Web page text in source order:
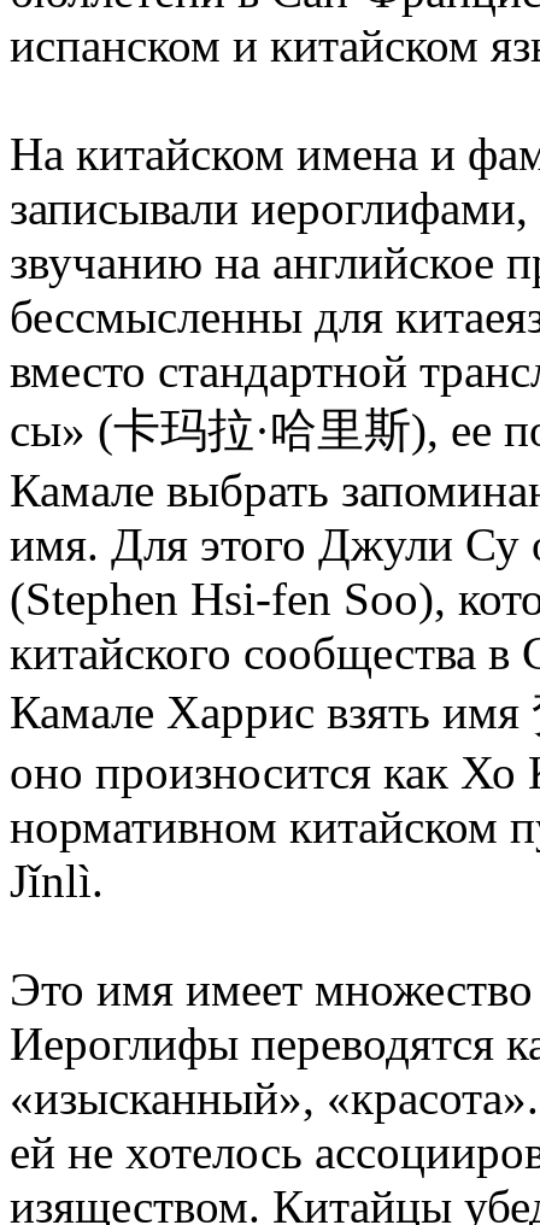
испанском и китайском
На китайском имена и
записывали
звучанию на английское
бессмысленны для
вместо стандартной
сы» (卡玛拉·哈里斯), ее
Камале выбрать
имя. Для этого Джули Су
(Stephen Hsi-fen Soo),
китайского сообщества
Камале Харрис взять
оно произносится как
нормативном китайском
Jǐnlì.
Это имя имеет
Иероглифы переводятся
«изысканный»,
ей не хотелось
изяществом. Китайцы